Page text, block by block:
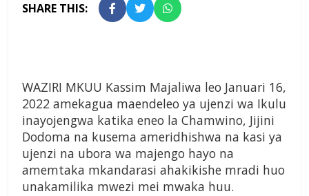
SHARE THIS:
WAZIRI MKUU Kassim Majaliwa leo Januari 16,
2022 amekagua maendeleo ya ujenzi wa Ikulu
inayojengwa katika eneo la Chamwino, Jijini
Dodoma na kusema ameridhishwa na kasi ya
ujenzi na ubora wa majengo hayo na
amemtaka mkandarasi ahakikishe mradi huo
unakamilika mwezi mei mwaka huu.